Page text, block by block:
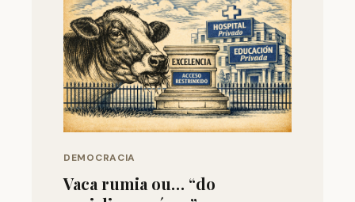
DEMOCRACIA
Vaca rumia ou… “do